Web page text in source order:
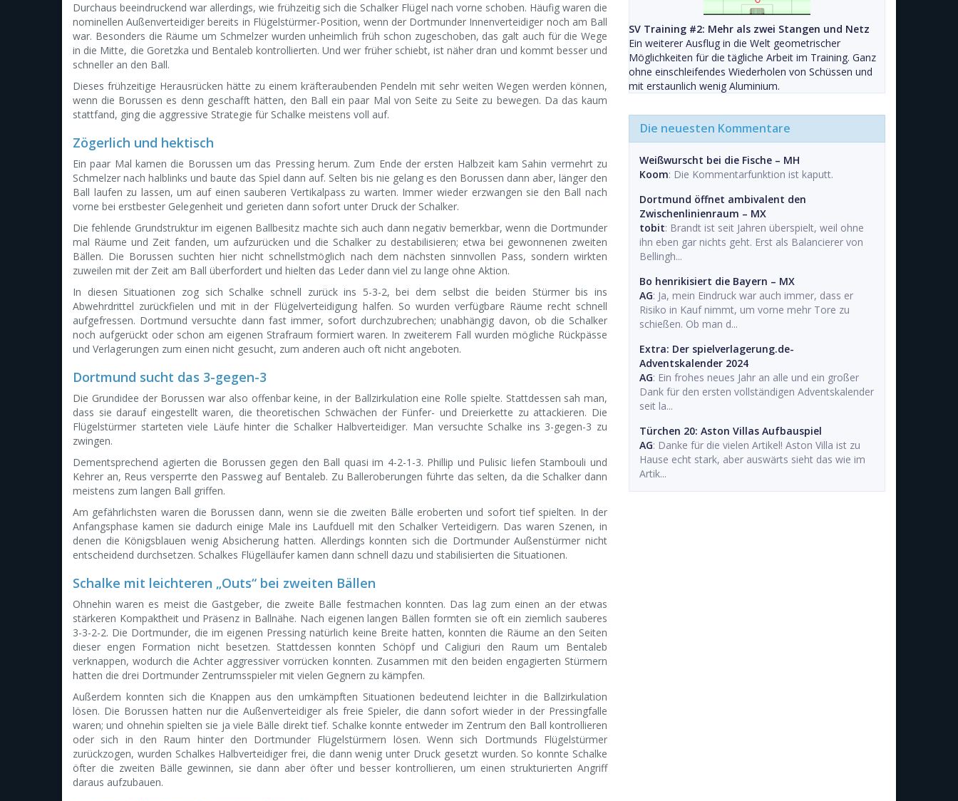
Durchaus beeindruckend war allerdings, wie frühzeitig sich die Schalker Flügel nach vorne schoben. Häufig waren die
nominellen Außenverteidiger bereits in Flügelstürmer-Position, wenn der Dortmunder Innenverteidiger noch am Ball
war. Besonders die Räume um Schmelzer wurden unheimlich früh schon zugeschoben, das galt auch für die Wege
in die Mitte, die Goretzka und Bentaleb kontrollierten. Und wer früher schiebt, ist näher dran und kommt besser und
schneller an den Ball.
Dieses frühzeitige Herausrücken hätte zu einem kräfteraubenden Pendeln mit sehr weiten Wegen werden können,
wenn die Borussen es denn geschafft hätten, den Ball ein paar Mal von Seite zu Seite zu bewegen. Da das kaum
stattfand, ging die aggressive Strategie für Schalke meistens voll auf.
Zögerlich und hektisch
Ein paar Mal kamen die Borussen um das Pressing herum. Zum Ende der ersten Halbzeit kam Sahin vermehrt zu
Schmelzer nach halblinks und baute das Spiel dann auf. Selten bis nie gelang es den Borussen dann aber, länger den
Ball laufen zu lassen, um auf einen sauberen Vertikalpass zu warten. Immer wieder erzwangen sie den Ball nach
vorne bei erstbester Gelegenheit und gerieten dann sofort unter Druck der Schalker.
Die fehlende Grundstruktur im eigenen Ballbesitz machte sich auch dann negativ bemerkbar, wenn die Dortmunder
mal Räume und Zeit fanden, um aufzurücken und die Schalker zu destabilisieren; etwa bei gewonnenen zweiten
Bällen. Die Borussen suchten hier nicht schnellstmöglich nach dem nächsten sinnvollen Pass, sondern wirkten
zuweilen mit der Zeit am Ball überfordert und hielten das Leder dann viel zu lange ohne Aktion.
In diesen Situationen zog sich Schalke schnell zurück ins 5-3-2, bei dem selbst die beiden Stürmer bis ins
Abwehrdrittel zurückfielen und mit in der Flügelverteidigung halfen. So wurden verfügbare Räume recht schnell
aufgefressen. Dortmund versuchte dann fast immer, sofort durchzubrechen; unabhängig davon, ob die Schalker
noch aufgerückt oder schon am eigenen Strafraum formiert waren. In zweiterem Fall wurden mögliche Rückpässe
und Verlagerungen zum einen nicht gesucht, zum anderen auch oft nicht angeboten.
Dortmund sucht das 3-gegen-3
Die Grundidee der Borussen war also offenbar keine, in der Ballzirkulation eine Rolle spielte. Stattdessen sah man,
dass sie darauf eingestellt waren, die theoretischen Schwächen der Fünfer- und Dreierkette zu attackieren. Die
Flügelstürmer starteten viele Läufe hinter die Schalker Halbverteidiger. Man versuchte Schalke ins 3-gegen-3 zu
zwingen.
Dementsprechend agierten die Borussen gegen den Ball quasi im 4-2-1-3. Phillip und Pulisic liefen Stambouli und
Kehrer an, Reus versperrte den Passweg auf Bentaleb. Zu Balleroberungen führte das selten, da die Schalker dann
meistens zum langen Ball griffen.
Am gefährlichsten waren die Borussen dann, wenn sie die zweiten Bälle eroberten und sofort tief spielten. In der
Anfangsphase kamen sie dadurch einige Male ins Laufduell mit den Schalker Verteidigern. Das waren Szenen, in
denen die Königsblauen wenig Absicherung hatten. Allerdings konnten sich die Dortmunder Außenstürmer nicht
entscheidend durchsetzen. Schalkes Flügelläufer kamen dann schnell dazu und stabilisierten die Situationen.
Schalke mit leichteren „Outs“ bei zweiten Bällen
Ohnehin waren es meist die Gastgeber, die zweite Bälle festmachen konnten. Das lag zum einen an der etwas
stärkeren Kompaktheit und Präsenz in Ballnähe. Nach eigenen langen Bällen formten sie oft ein ziemlich sauberes
3-3-2-2. Die Dortmunder, die im eigenen Pressing natürlich keine Breite hatten, konnten die Räume an den Seiten
dieser engen Formation nicht besetzen. Stattdessen konnten Schöpf und Caligiuri den Raum um Bentaleb
verknappen, wodurch die Achter aggressiver vorrücken konnten. Zusammen mit den beiden engagierten Stürmern
hatten die drei Dortmunder Zentrumsspieler mit vielen Gegnern zu kämpfen.
Außerdem konnten sich die Knappen aus den umkämpften Situationen bedeutend leichter in die Ballzirkulation
lösen. Die Borussen hatten nur die Außenverteidiger als freie Spieler, die dann sofort wieder in der Pressingfalle
waren; und ohnehin spielten sie ja viele Bälle direkt tief. Schalke konnte entweder im Zentrum den Ball kontrollieren
oder sich in den Raum hinter den Dortmunder Flügelstürmern lösen. Wenn sich Dortmunds Flügelstürmer
zurückzogen, wurden Schalkes Halbverteidiger frei, die dann wenig unter Druck gesetzt wurden. So konnte Schalke
öfter die zweiten Bälle gewinnen, sie dann aber öfter und besser kontrollieren, um einen strukturierten Angriff
daraus aufzubauen.
SV Training #2: Mehr als zwei Stangen und Netz
Ein weiterer Ausflug in die Welt geometrischer
Möglichkeiten für die tägliche Arbeit im Training. Ganz
ohne einschleifendes Wiederholen von Schüssen und
mit erstaunlich wenig Aluminium.
Die neuesten Kommentare
Weißwurscht bei die Fische – MH
Koom: Die Kommentarfunktion ist kaputt.
Dortmund öffnet ambivalent den
Zwischenlinienraum – MX
tobit: Brandt ist seit Jahren überspielt, weil ohne
ihn eben gar nichts geht. Erst als Balancierer von
Bellingh...
Bo henrikisiert die Bayern – MX
AG: Ja, mein Eindruck war auch immer, dass er
Risiko in Kauf nimmt, um vorne mehr Tore zu
schießen. Ob man d...
Extra: Der spielverlagerung.de-
Adventskalender 2024
AG: Ein frohes neues Jahr an alle und ein großer
Dank für den ersten vollständigen Adventskalender
seit la...
Türchen 20: Aston Villas Aufbauspiel
AG: Danke für die vielen Artikel! Aston Villa ist zu
Hause echt stark, aber auswärts sieht das wie im
Artik...